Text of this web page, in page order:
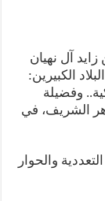
آل نهيان
الكبيرين:
وفضيلة
الشريف، في
والحوار